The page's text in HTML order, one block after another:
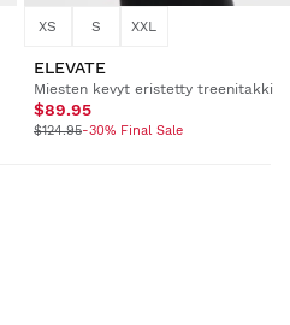
XS S XXL
ELEVATE
Miesten kevyt eristetty treenitakki
$89.95
$124.95-30% Final Sale